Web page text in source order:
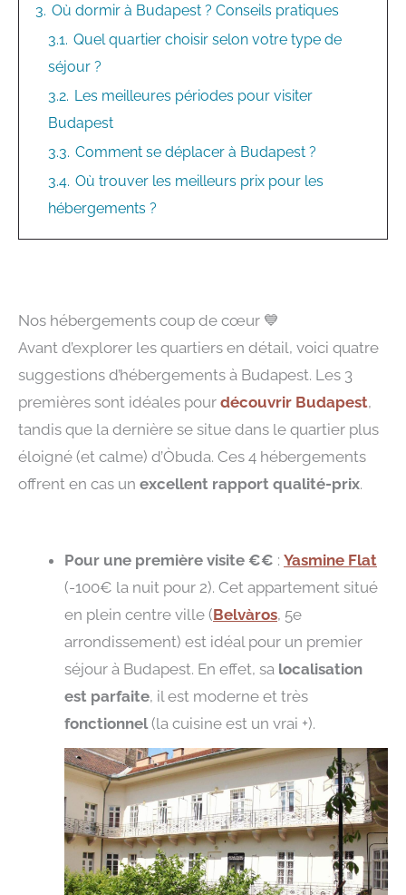
3. Où dormir à Budapest ? Conseils pratiques
3.1. Quel quartier choisir selon votre type de
séjour ?
3.2. Les meilleures périodes pour visiter
Budapest
3.3. Comment se déplacer à Budapest ?
3.4. Où trouver les meilleurs prix pour les
hébergements ?
Nos hébergements coup de cœur 💙
Avant d’explorer les quartiers en détail, voici quatre
suggestions d’hébergements à Budapest. Les 3
premières sont idéales pour découvrir Budapest,
tandis que la dernière se situe dans le quartier plus
éloigné (et calme) d’Òbuda. Ces 4 hébergements
offrent en cas un excellent rapport qualité-prix.
Pour une première visite €€ : Yasmine Flat
(-100€ la nuit pour 2). Cet appartement situé
en plein centre ville (Belvàros, 5e
arrondissement) est idéal pour un premier
séjour à Budapest. En effet, sa localisation
est parfaite, il est moderne et très
fonctionnel(la cuisine est un vrai +).